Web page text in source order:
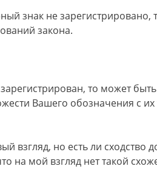
знак не зарегистрировано,
закона.
то может
Вашего обозначения с
взгляд, но есть ли сходство
на мой взгляд нет такой